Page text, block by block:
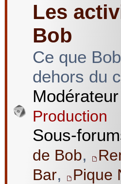
Les
Bob
Ce que
dehors du
Production
Sous-
de Bob,
Bar,
Pique